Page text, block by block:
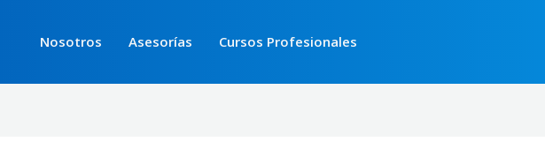
Nosotros Asesorías Cursos Profesionales